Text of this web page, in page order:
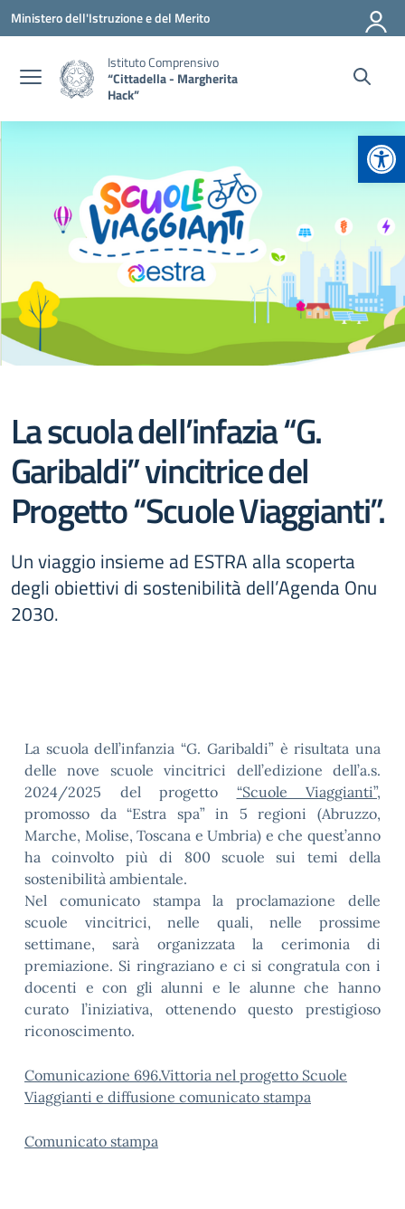
Vai ai contenuti
Vai al menu di navigazione
Vai al footer
Ministero dell'Istruzione e del Merito
Istituto Comprensivo
“Cittadella - Margherita
Hack”
La scuola dell’infazia “G.
Garibaldi” vincitrice del
Progetto “Scuole Viaggianti”.
Un viaggio insieme ad ESTRA alla scoperta
degli obiettivi di sostenibilità dell’Agenda Onu
2030.
La scuola dell’infanzia “G. Garibaldi” è risultata una
delle nove scuole vincitrici dell’edizione dell’a.s.
2024/2025 del progetto “Scuole Viaggianti”,
promosso da “Estra spa” in 5 regioni (Abruzzo,
Marche, Molise, Toscana e Umbria) e che quest’anno
ha coinvolto più di 800 scuole sui temi della
sostenibilità ambientale.
Nel comunicato stampa la proclamazione delle
scuole vincitrici, nelle quali, nelle prossime
settimane, sarà organizzata la cerimonia di
premiazione. Si ringraziano e ci si congratula con i
docenti e con gli alunni e le alunne che hanno
curato l’iniziativa, ottenendo questo prestigioso
riconoscimento.
Comunicazione 696.Vittoria nel progetto Scuole
Viaggianti e diffusione comunicato stampa
Comunicato stampa